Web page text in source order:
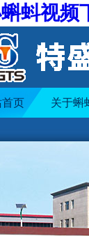
蚪视频
首页 关于蝌